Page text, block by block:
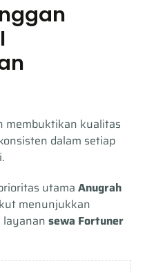
membuktikan kualitas
dalam setiap
utama Anugrah
menunjukkan
layanan sewa Fortuner